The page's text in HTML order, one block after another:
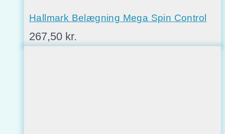
Hallmark Belægning Mega Spin Control
267,50 kr.